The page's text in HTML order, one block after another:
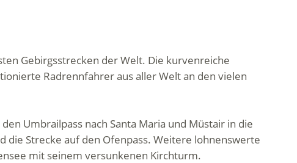
Gebirgsstrecken der Welt. Die kurvenreiche
Radrennfahrer aus aller Welt an den vielen
Umbrailpass nach Santa Maria und Müstair in die
die Strecke auf den Ofenpass. Weitere lohnenswerte
mit seinem versunkenen Kirchturm.